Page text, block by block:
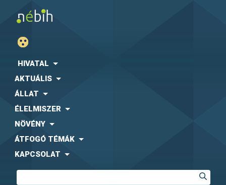
HIVATAL
AKTUÁLIS
ÁLLAT
ÉLELMISZER
NÖVÉNY
ÁTFOGÓ TÉMÁK
KAPCSOLAT